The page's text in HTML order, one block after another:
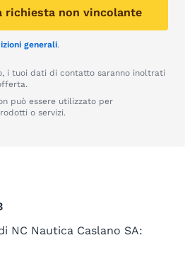
richiesta non vincolante
generali.
i tuoi dati di contatto saranno inoltrati
può essere utilizzato per
o servizi.
NC Nautica Caslano SA: